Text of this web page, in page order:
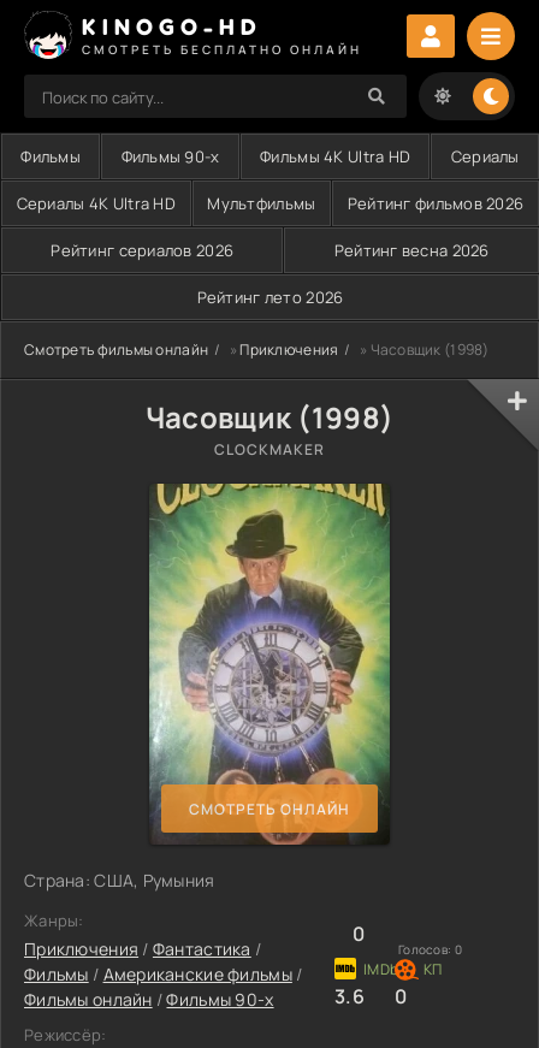
KINOGO-HD
СМОТРЕТЬ БЕСПЛАТНО ОНЛАЙН
Фильмы Фильмы 90-х Фильмы 4K Ultra HD Сериалы
Сериалы 4K Ultra HD Мультфильмы Рейтинг фильмов 2026
Рейтинг сериалов 2026 Рейтинг весна 2026
Рейтинг лето 2026
Смотреть фильмы онлайн »Приключения » Часовщик (1998)
Часовщик (1998)
CLOCKMAKER
СМОТРЕТЬ ОНЛАЙН
Страна: США, Румыния
Жанры:
Приключения / Фантастика /
Фильмы / Американские фильмы/
Фильмы онлайн /Фильмы 90-х
Режиссёр:
0
Голосов: 0
3.6 0